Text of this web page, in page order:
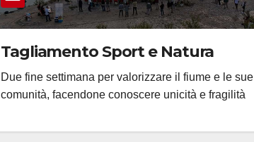
Tagliamento Sport e Natura
Due fine settimana per valorizzare il fiume e le sue
comunità, facendone conoscere unicità e fragilità